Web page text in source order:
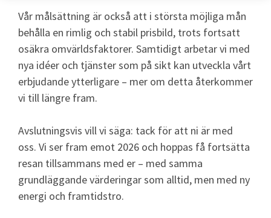
Vår målsättning är också att i största möjliga mån
behålla en rimlig och stabil prisbild, trots fortsatt
osäkra omvärldsfaktorer. Samtidigt arbetar vi med
nya idéer och tjänster som på sikt kan utveckla vårt
erbjudande ytterligare – mer om detta återkommer
vi till längre fram.
Avslutningsvis vill vi säga: tack för att ni är med
oss. Vi ser fram emot 2026 och hoppas få fortsätta
resan tillsammans med er – med samma
grundläggande värderingar som alltid, men med ny
energi och framtidstro.